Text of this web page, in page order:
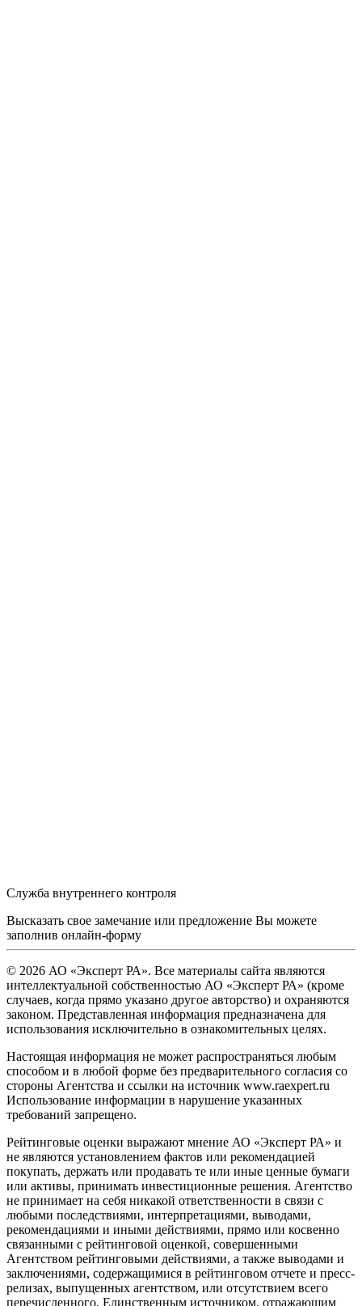
Служба внутреннего контроля
Высказать свое замечание или предложение Вы можете
заполнив онлайн-форму
© 2026 АО «Эксперт РА». Все материалы сайта являются
интеллектуальной собственностью АО «Эксперт РА» (кроме
случаев, когда прямо указано другое авторство) и охраняются
законом. Представленная информация предназначена для
использования исключительно в ознакомительных целях.
Настоящая информация не может распространяться любым
способом и в любой форме без предварительного согласия со
стороны Агентства и ссылки на источник www.raexpert.ru
Использование информации в нарушение указанных
требований запрещено.
Рейтинговые оценки выражают мнение АО «Эксперт РА» и
не являются установлением фактов или рекомендацией
покупать, держать или продавать те или иные ценные бумаги
или активы, принимать инвестиционные решения. Агентство
не принимает на себя никакой ответственности в связи с
любыми последствиями, интерпретациями, выводами,
рекомендациями и иными действиями, прямо или косвенно
связанными с рейтинговой оценкой, совершенными
Агентством рейтинговыми действиями, а также выводами и
заключениями, содержащимися в рейтинговом отчете и пресс-
релизах, выпущенных агентством, или отсутствием всего
перечисленного. Единственным источником, отражающим